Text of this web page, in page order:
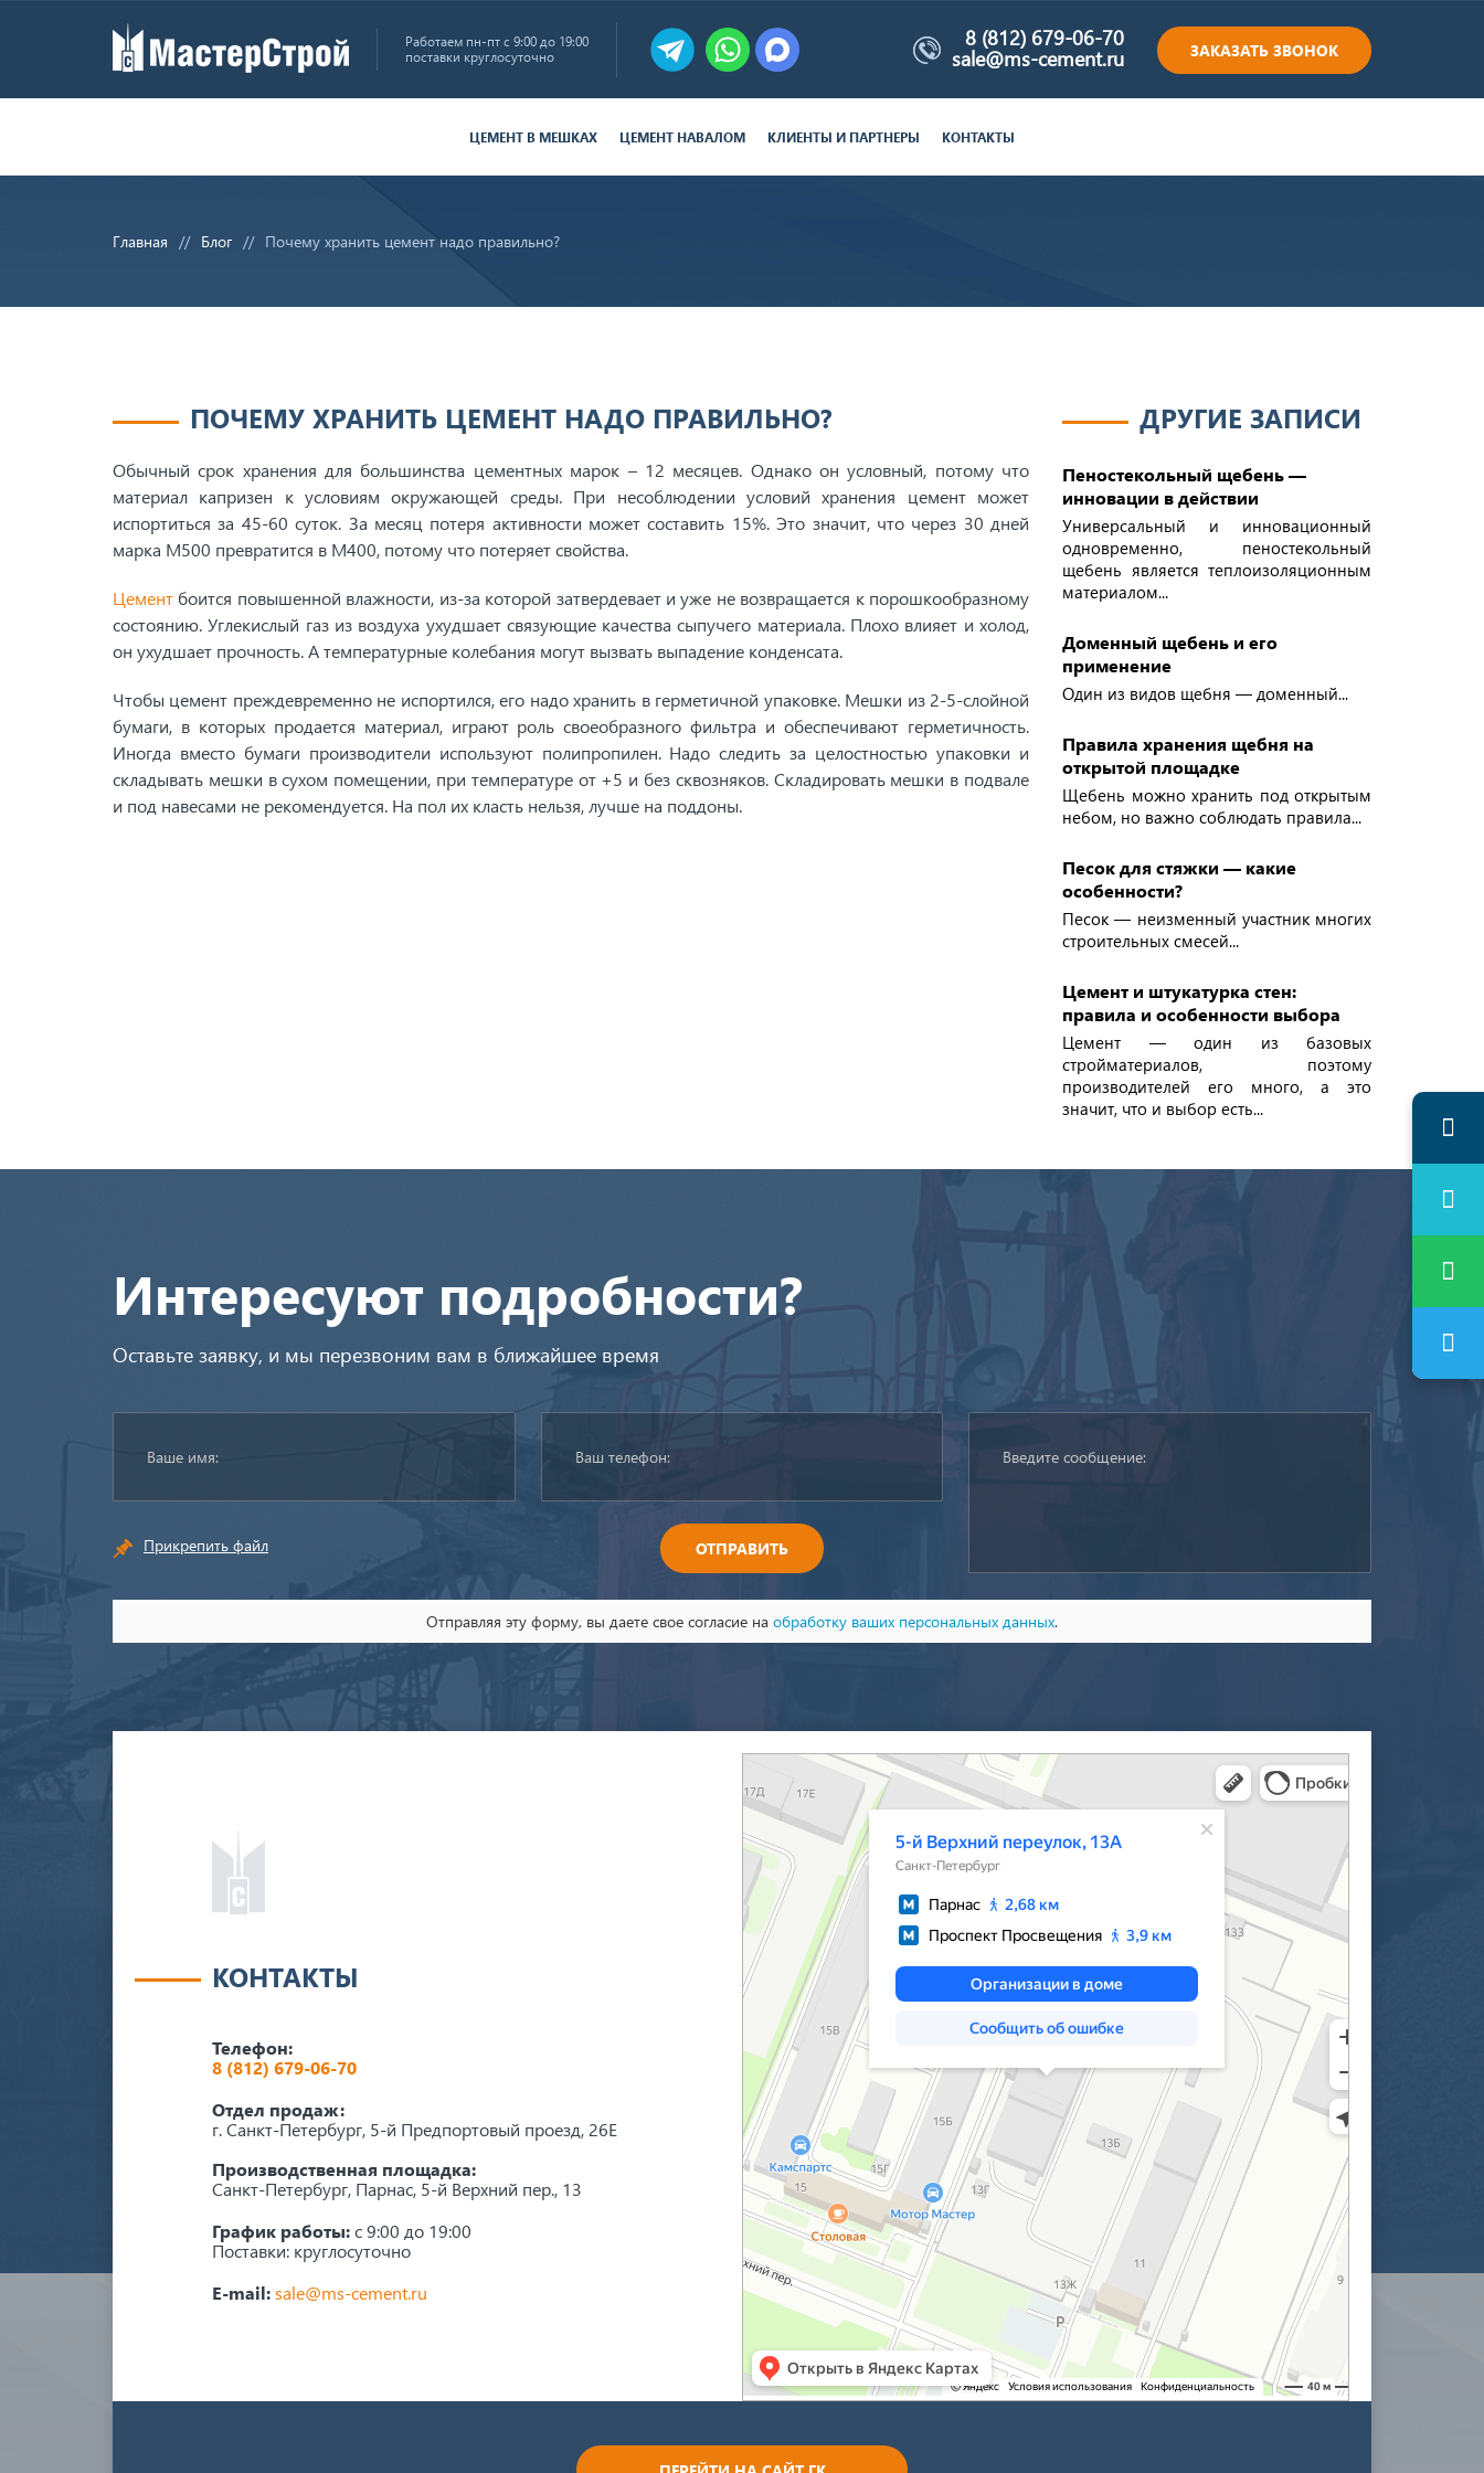
Работаем пн-пт с 9:00 до 19:00
поставки круглосуточно
8 (812) 679-06-70
sale@ms-cement.ru ЗАКАЗАТЬ ЗВОНОК
ЦЕМЕНТ В МЕШКАХ ЦЕМЕНТ НАВАЛОМ КЛИЕНТЫ И ПАРТНЕРЫ КОНТАКТЫ
Главная Блог Почему хранить цемент надо правильно?
ПОЧЕМУ ХРАНИТЬ ЦЕМЕНТ НАДО ПРАВИЛЬНО?
Обычный срок хранения для большинства цементных марок – 12 месяцев. Однако он условный, потому что
материал капризен к условиям окружающей среды. При несоблюдении условий хранения цемент может
испортиться за 45-60 суток. За месяц потеря активности может составить 15%. Это значит, что через 30 дней
марка М500 превратится в М400, потому что потеряет свойства.
Цемент боится повышенной влажности, из-за которой затвердевает и уже не возвращается к порошкообразному
состоянию. Углекислый газ из воздуха ухудшает связующие качества сыпучего материала. Плохо влияет и холод,
он ухудшает прочность. А температурные колебания могут вызвать выпадение конденсата.
Чтобы цемент преждевременно не испортился, его надо хранить в герметичной упаковке. Мешки из 2-5-слойной
бумаги, в которых продается материал, играют роль своеобразного фильтра и обеспечивают герметичность.
Иногда вместо бумаги производители используют полипропилен. Надо следить за целостностью упаковки и
складывать мешки в сухом помещении, при температуре от +5 и без сквозняков. Складировать мешки в подвале
и под навесами не рекомендуется. На пол их класть нельзя, лучше на поддоны.
ДРУГИЕ ЗАПИСИ
Пеностекольный щебень —
инновации в действии
Универсальный и инновационный
одновременно, пеностекольный
щебень является теплоизоляционным
материалом...
Доменный щебень и его
применение
Один из видов щебня — доменный...
Правила хранения щебня на
открытой площадке
Щебень можно хранить под открытым
небом, но важно соблюдать правила...
Песок для стяжки — какие
особенности?
Песок — неизменный участник многих
строительных смесей...
Цемент и штукатурка стен:
правила и особенности выбора
Цемент — один из базовых
стройматериалов, поэтому
производителей его много, а это
значит, что и выбор есть...
Интересуют подробности?
Оставьте заявку, и мы перезвоним вам в ближайшее время
Прикрепить файл ОТПРАВИТЬ
Отправляя эту форму, вы даете свое согласие на обработку ваших персональных данных.
КОНТАКТЫ
Телефон:
8 (812) 679-06-70
Отдел продаж:
г. Санкт-Петербург, 5-й Предпортовый проезд, 26Е
Производственная площадка:
Санкт-Петербург, Парнас, 5-й Верхний пер., 13
График работы:с 9:00 до 19:00
Поставки: круглосуточно
E-mail:sale@ms-cement.ru
Санкт‑Петербург
5-й Верхний переулок, 13А на карте Санкт‑Петербурга — Яндекс Карты